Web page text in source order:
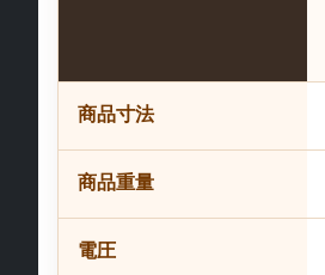
商品寸法
商品重量
電圧